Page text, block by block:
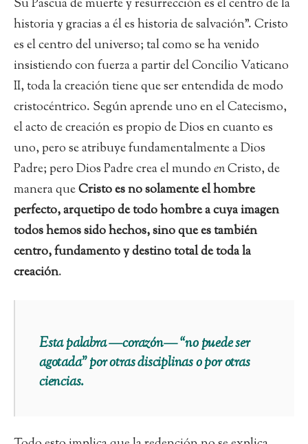
Su Pascua de muerte y resurrección es el centro de la
historia y gracias a él es historia de salvación”. Cristo
es el centro del universo; tal como se ha venido
insistiendo con fuerza a partir del Concilio Vaticano
II, toda la creación tiene que ser entendida de modo
cristocéntrico. Según aprende uno en el Catecismo,
el acto de creación es propio de Dios en cuanto es
uno, pero se atribuye fundamentalmente a Dios
Padre; pero Dios Padre crea el mundoenCristo, de
manera queCristo es no solamente el hombre
perfecto, arquetipo de todo hombre a cuya imagen
todos hemos sido hechos, sino que es también
centro, fundamento y destino total de toda la
creación.
Esta palabra —corazón— “no puede ser
agotada” por otras disciplinas o por otras
ciencias.